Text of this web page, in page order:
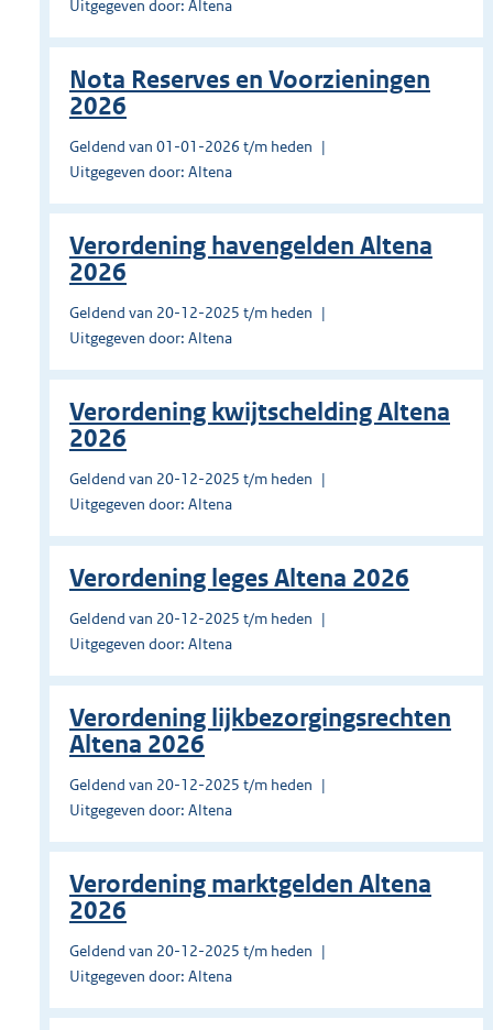
Uitgegeven door: Altena
Nota Reserves en Voorzieningen
2026
Geldend van 01-01-2026 t/m heden
Uitgegeven door: Altena
Verordening havengelden Altena
2026
Geldend van 20-12-2025 t/m heden
Uitgegeven door: Altena
Verordening kwijtschelding Altena
2026
Geldend van 20-12-2025 t/m heden
Uitgegeven door: Altena
Verordening leges Altena 2026
Geldend van 20-12-2025 t/m heden
Uitgegeven door: Altena
Verordening lijkbezorgingsrechten
Altena 2026
Geldend van 20-12-2025 t/m heden
Uitgegeven door: Altena
Verordening marktgelden Altena
2026
Geldend van 20-12-2025 t/m heden
Uitgegeven door: Altena